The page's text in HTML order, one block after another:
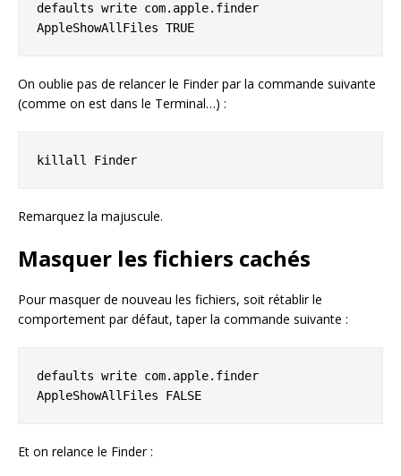
defaults write com.apple.finder
AppleShowAllFiles TRUE
On oublie pas de relancer le Finder par la commande suivante
(comme on est dans le Terminal…) :
killall Finder
Remarquez la majuscule.
Masquer les fichiers cachés
Pour masquer de nouveau les fichiers, soit rétablir le
comportement par défaut, taper la commande suivante :
defaults write com.apple.finder
AppleShowAllFiles FALSE
Et on relance le Finder :